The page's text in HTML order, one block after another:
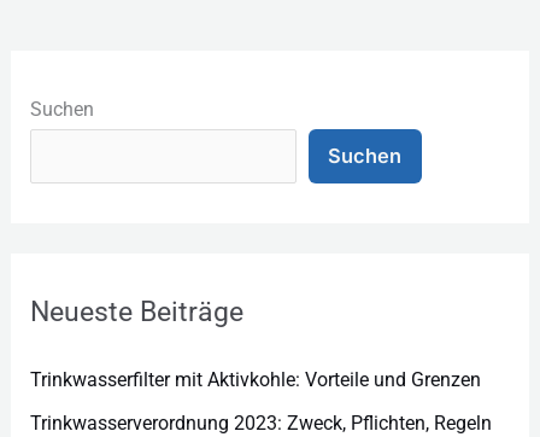
Suchen
Suchen
Neueste Beiträge
Trinkwasserfilter mit Aktivkohle: Vorteile und Grenzen
Trinkwasserverordnung 2023: Zweck, Pflichten, Regeln
a
e
r
e
n